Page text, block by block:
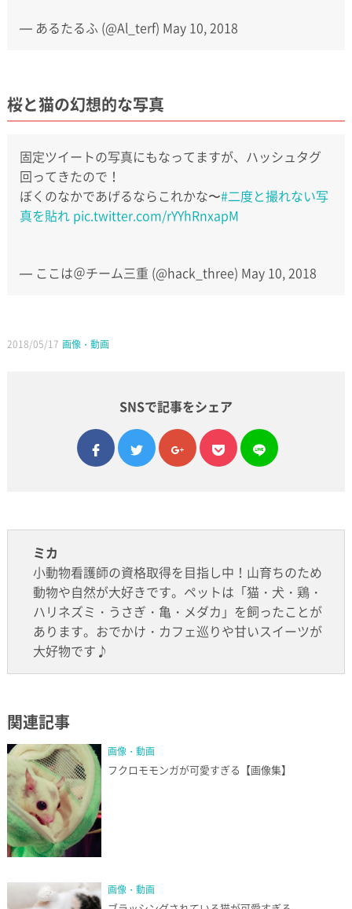
— あるたるふ (@Al_terf) May 10, 2018
桜と猫の幻想的な写真
固定ツイートの写真にもなってますが、ハッシュタグ
回ってきたので！
ぼくのなかであげるならこれかな〜#二度と撮れない写
真を貼れ pic.twitter.com/rYYhRnxapM
— ここは＠チーム三重 (@hack_three) May 10, 2018
2018/05/17 画像・動画
SNSで記事をシェア
facebook
twittergoogle plus
pocket
line
ミカ
小動物看護師の資格取得を目指し中！山育ちのため
動物や自然が大好きです。ペットは「猫・犬・鶏・
ハリネズミ・うさぎ・亀・メダカ」を飼ったことが
あります。おでかけ・カフェ巡りや甘いスイーツが
大好物です♪
関連記事
画像・動画
フクロモモンガが可愛すぎる【画像集】
画像・動画